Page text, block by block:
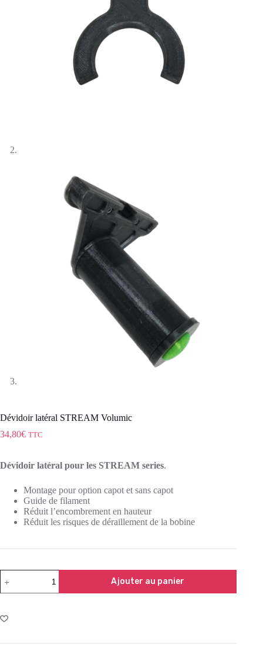
Dévidoir latéral STREAM Volumic
34,80€ TTC
Dévidoir latéral pour les STREAM series.
Montage pour option capot et sans capot
Guide de filament
Réduit l’encombrement en hauteur
Réduit les risques de déraillement de la bobine
Ajouter au panier